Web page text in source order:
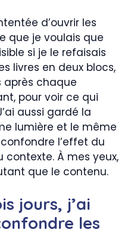
d’ouvrir les
que je voulais que
si je le refaisais
livres en deux blocs,
après chaque
pour voir ce qui
aussi gardé la
lumière et le même
l’effet du
À mes yeux,
que le contenu.
jours, j’ai
les